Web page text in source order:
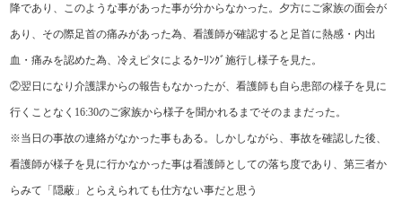
降であり、このような事があった事が分からなかった。夕方にご家族の面会が
あり、その際足首の痛みがあった為、看護師が確認すると足首に熱感・内出
血・痛みを認めた為、冷えピタによるｸｰﾘﾝｸﾞ施行し様子を見た。
②翌日になり介護課からの報告もなかったが、看護師も自ら患部の様子を見に
行くことなく 16:30のご家族から様子を聞かれるまでそのままだった。
※当日の事故の連絡がなかった事もある。しかしながら、事故を確認した後、
看護師が様子を見に行かなかった事は看護師としての落ち度であり、第三者か
らみて「隠蔽」とらえられても仕方ない事だと思う